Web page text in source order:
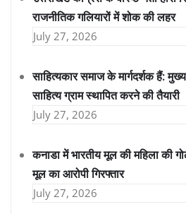
राजनीतिक गलियारों में शोक की लहर
July 27, 2026
साहित्यकार समाज के मार्गदर्शक हैं:
साहित्य ग्राम स्थापित करने की तैयारी
July 27, 2026
कनाडा में भारतीय मूल की महिला की
मूल का आरोपी गिरफ्तार
July 27, 2026